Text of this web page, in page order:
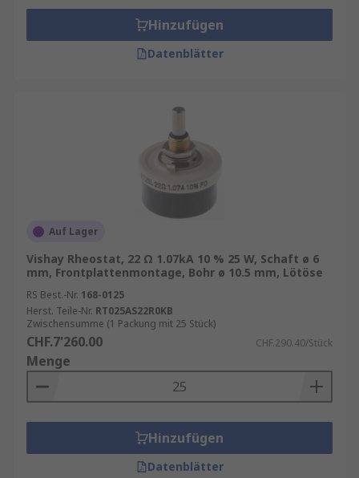
Hinzufügen
Datenblätter
Auf Lager
Vishay Rheostat, 22 Ω 1.07kA 10 % 25 W, Schaft ø 6
mm, Frontplattenmontage, Bohr ø 10.5 mm, Lötöse
RS Best.-Nr. 168-0125
Herst. Teile-Nr. RT025AS22R0KB
Zwischensumme (1 Packung mit 25 Stück)
CHF.7'260.00 CHF.290.40/Stück
Menge
Hinzufügen
Datenblätter